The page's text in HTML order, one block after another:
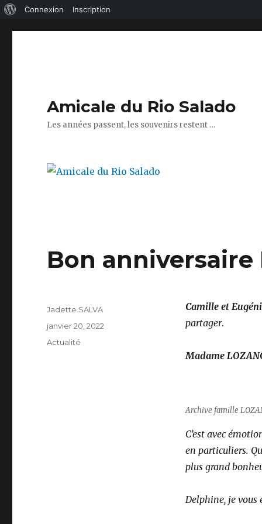
Connexion Inscription
Amicale du Rio Salado
Les années passent, les souvenirs restent …
Bon
Camille et
partager.
Madame
Archive famille
C’est avec
en particuliers.
plus grand
Delphine, je vous
Auteur
Jadette SALVA
Publié
janvier 20, 2022
Catégories
Actualité